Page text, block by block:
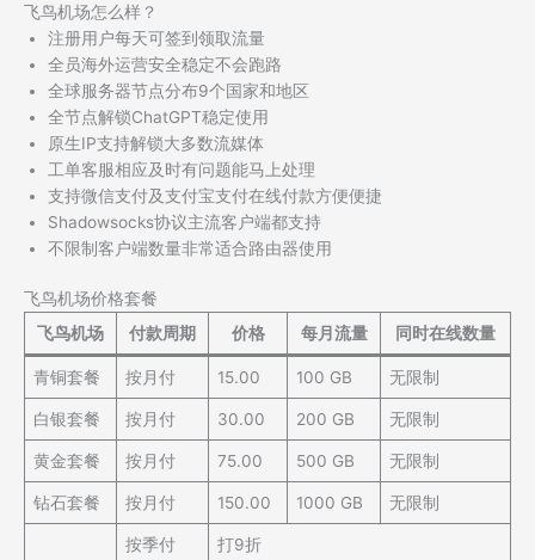
飞鸟机场怎么样？
注册用户每天可签到领取流量
全员海外运营安全稳定不会跑路
全球服务器节点分布9个国家和地区
全节点解锁ChatGPT稳定使用
原生IP支持解锁大多数流媒体
工单客服相应及时有问题能马上处理
支持微信支付及支付宝支付在线付款方便便捷
Shadowsocks协议主流客户端都支持
不限制客户端数量非常适合路由器使用
飞鸟机场价格套餐
飞鸟机场
付款周期 价格 每月流量 同时在线数量
青铜套餐 按月付 15.00 100 GB 无限制
白银套餐 按月付 30.00 200 GB 无限制
黄金套餐 按月付 75.00 500 GB 无限制
钻石套餐 按月付 150.00 1000 GB 无限制
按季付 打9折